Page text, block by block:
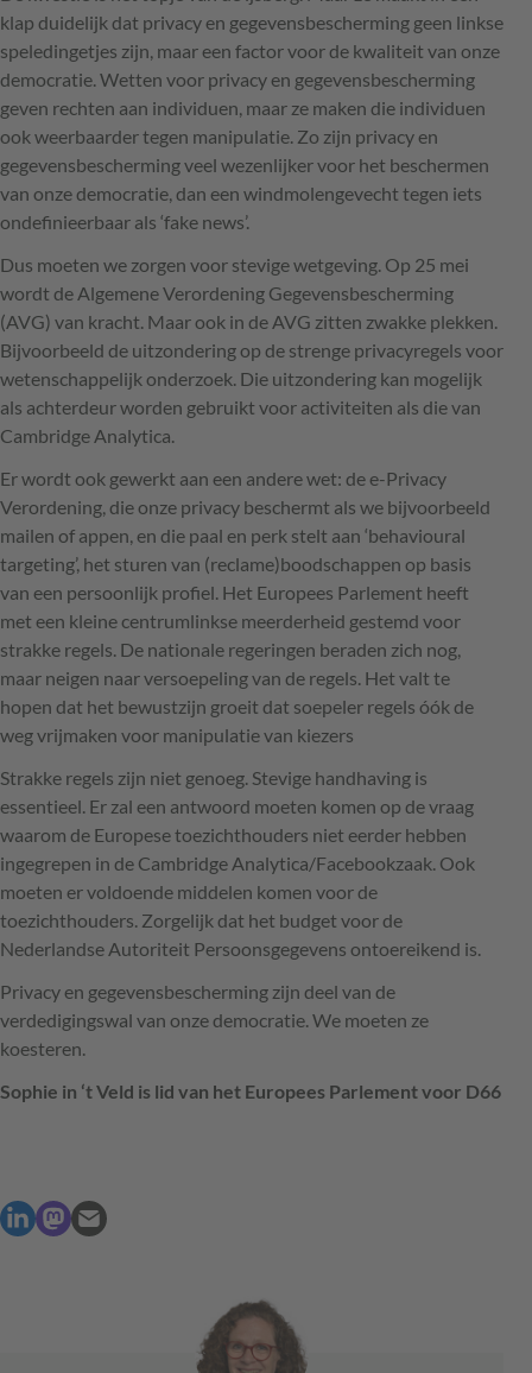
klap duidelijk dat privacy en gegevensbescherming geen linkse
speledingetjes zijn, maar een factor voor de kwaliteit van onze
democratie. Wetten voor privacy en gegevensbescherming
geven rechten aan individuen, maar ze maken die individuen
ook weerbaarder tegen manipulatie. Zo zijn privacy en
gegevensbescherming veel wezenlijker voor het beschermen
van onze democratie, dan een windmolengevecht tegen iets
ondefinieerbaar als ‘fake news’.
Dus moeten we zorgen voor stevige wetgeving. Op 25 mei
wordt de Algemene Verordening Gegevensbescherming
(AVG) van kracht. Maar ook in de AVG zitten zwakke plekken.
Bijvoorbeeld de uitzondering op de strenge privacyregels voor
wetenschappelijk onderzoek. Die uitzondering kan mogelijk
als achterdeur worden gebruikt voor activiteiten als die van
Cambridge Analytica.
Er wordt ook gewerkt aan een andere wet: de e-Privacy
Verordening, die onze privacy beschermt als we bijvoorbeeld
mailen of appen, en die paal en perk stelt aan ‘behavioural
targeting’, het sturen van (reclame)boodschappen op basis
van een persoonlijk profiel. Het Europees Parlement heeft
met een kleine centrumlinkse meerderheid gestemd voor
strakke regels. De nationale regeringen beraden zich nog,
maar neigen naar versoepeling van de regels. Het valt te
hopen dat het bewustzijn groeit dat soepeler regels óók de
weg vrijmaken voor manipulatie van kiezers
Strakke regels zijn niet genoeg. Stevige handhaving is
essentieel. Er zal een antwoord moeten komen op de vraag
waarom de Europese toezichthouders niet eerder hebben
ingegrepen in de Cambridge Analytica/Facebookzaak. Ook
moeten er voldoende middelen komen voor de
toezichthouders. Zorgelijk dat het budget voor de
Nederlandse Autoriteit Persoonsgegevens ontoereikend is.
Privacy en gegevensbescherming zijn deel van de
verdedigingswal van onze democratie. We moeten ze
koesteren.
Sophie in ‘t Veld is lid van het Europees Parlement voor D66